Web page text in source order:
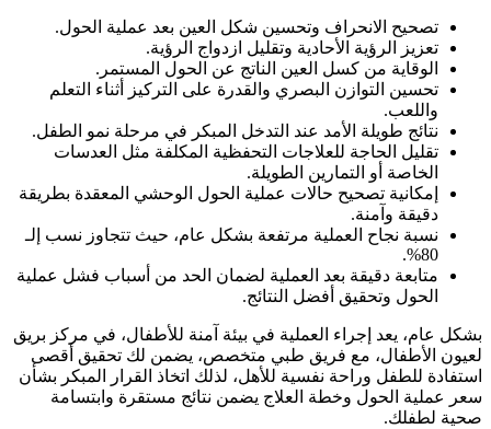
تصحيح الانحراف وتحسين شكل العين بعد عملية الحول.
تعزيز الرؤية الأحادية وتقليل ازدواج الرؤية.
الوقاية من كسل العين الناتج عن الحول المستمر.
تحسين التوازن البصري والقدرة على التركيز أثناء التعلم
واللعب.
نتائج طويلة الأمد عند التدخل المبكر في مرحلة نمو الطفل.
تقليل الحاجة للعلاجات التحفظية المكلفة مثل العدسات
الخاصة أو التمارين الطويلة.
إمكانية تصحيح حالات عملية الحول الوحشي المعقدة بطريقة
دقيقة وآمنة.
نسبة نجاح العملية مرتفعة بشكل عام، حيث تتجاوز نسب إلـ
80%.
متابعة دقيقة بعد العملية لضمان الحد من أسباب فشل عملية
الحول وتحقيق أفضل النتائج.
بشكل عام، يعد إجراء العملية في بيئة آمنة للأطفال، في مركز بريق
لعيون الأطفال، مع فريق طبي متخصص، يضمن لك تحقيق أقصى
استفادة للطفل وراحة نفسية للأهل، لذلك اتخاذ القرار المبكر بشأن
سعر عملية الحول وخطة العلاج يضمن نتائج مستقرة وابتسامة
صحية لطفلك.